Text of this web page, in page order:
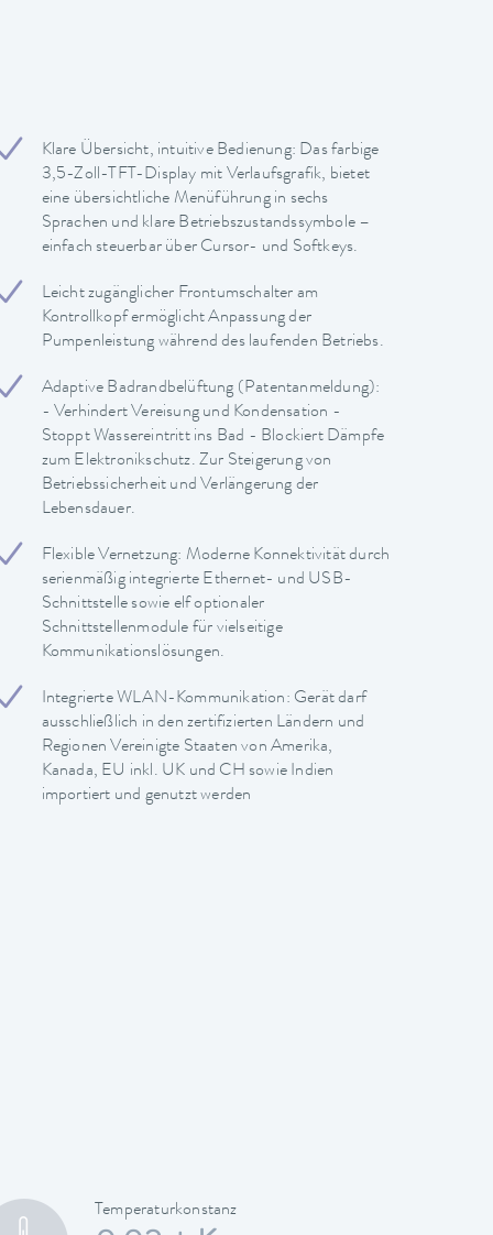
Klare Übersicht, intuitive Bedienung: Das farbige
3,5-Zoll-TFT-Display mit Verlaufsgrafik, bietet
eine übersichtliche Menüführung in sechs
Sprachen und klare Betriebszustandssymbole –
einfach steuerbar über Cursor- und Softkeys.
Leicht zugänglicher Frontumschalter am
Kontrollkopf ermöglicht Anpassung der
Pumpenleistung während des laufenden Betriebs.
Adaptive Badrandbelüftung (Patentanmeldung):
- Verhindert Vereisung und Kondensation -
Stoppt Wassereintritt ins Bad - Blockiert Dämpfe
zum Elektronikschutz. Zur Steigerung von
Betriebssicherheit und Verlängerung der
Lebensdauer.
Flexible Vernetzung: Moderne Konnektivität durch
serienmäßig integrierte Ethernet- und USB-
Schnittstelle sowie elf optionaler
Schnittstellenmodule für vielseitige
Kommunikationslösungen.
Integrierte WLAN-Kommunikation: Gerät darf
ausschließlich in den zertifizierten Ländern und
Regionen Vereinigte Staaten von Amerika,
Kanada, EU inkl. UK und CH sowie Indien
importiert und genutzt werden
Temperaturkonstanz